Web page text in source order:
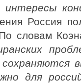
интересы
Россия
словам
сохраняются
для